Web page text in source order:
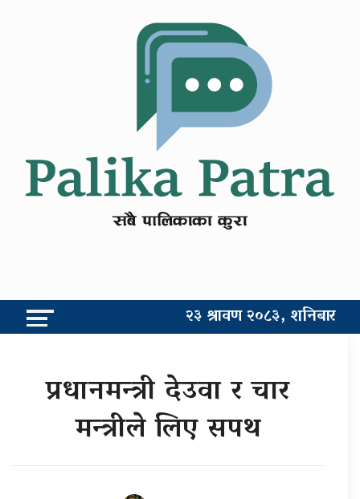
२३ श्रावण २०८३, शनिबार
प्रधानमन्त्री देउवा र चार
मन्त्रीले लिए सपथ